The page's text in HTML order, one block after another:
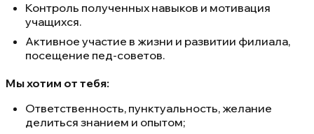
Контроль полученных навыков и мотивация
учащихся.
Активное участие в жизни и развитии филиала,
посещение пед-советов.
Мы хотим от тебя:
Ответственность, пунктуальность, желание
делиться знанием и опытом;